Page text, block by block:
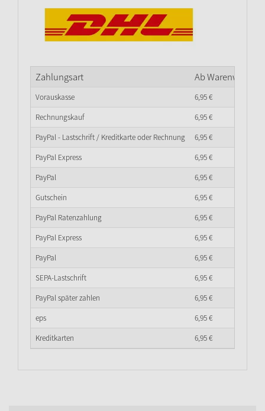
Zahlungsart Ab Warenwert
Vorauskasse 6,95€
Rechnungskauf
6,95€
PayPal - Lastschrift / Kreditkarte oder Rechnung
6,95€
PayPal Express
6,95€
PayPal
6,95€
Gutschein
6,95€
PayPal Ratenzahlung
6,95€
PayPal Express
6,95€
PayPal
6,95€
SEPA-Lastschrift
6,95€
PayPal später zahlen
6,95€
eps
6,95€
Kreditkarten
6,95€